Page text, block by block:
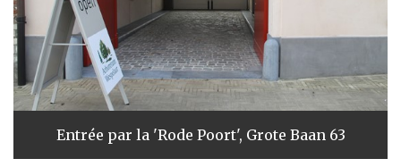
Entrée par la 'Rode Poort', Grote Baan 63